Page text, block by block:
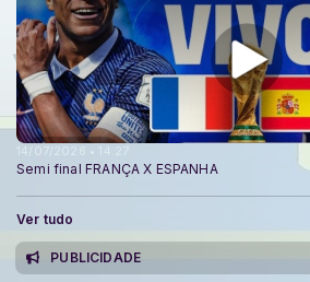
14/07/2026 • 14:27
Semi final FRANÇA X ESPANHA
Ver tudo
PUBLICIDADE